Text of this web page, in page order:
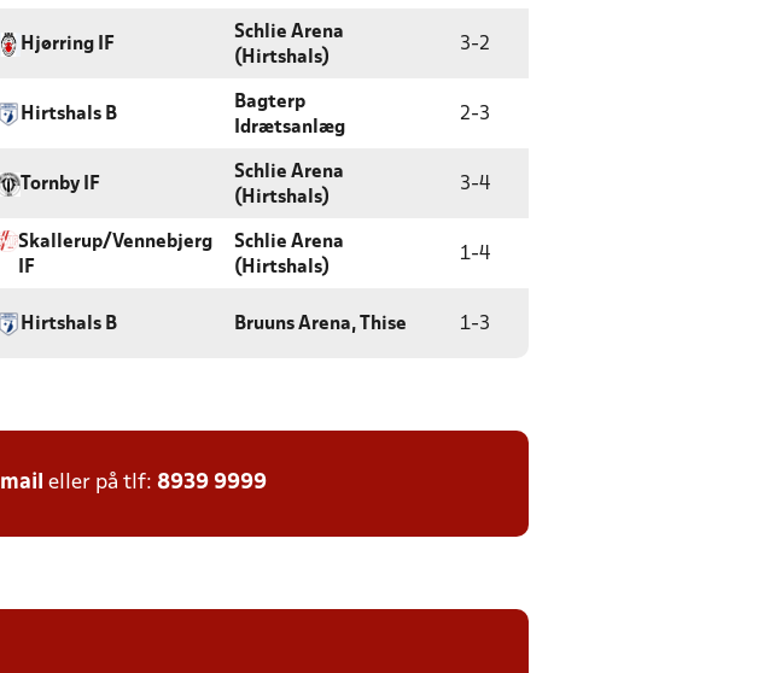
Hjørring IF
Schlie Arena
(Hirtshals)
3-2
Hirtshals B
Bagterp
Idrætsanlæg
2-3
Tornby IF
Schlie Arena
(Hirtshals)
3-4
Skallerup/Vennebjerg
IF
Schlie Arena
(Hirtshals)
1-4
Hirtshals B Bruuns Arena, Thise 1-3
mail eller på tlf: 8939 9999